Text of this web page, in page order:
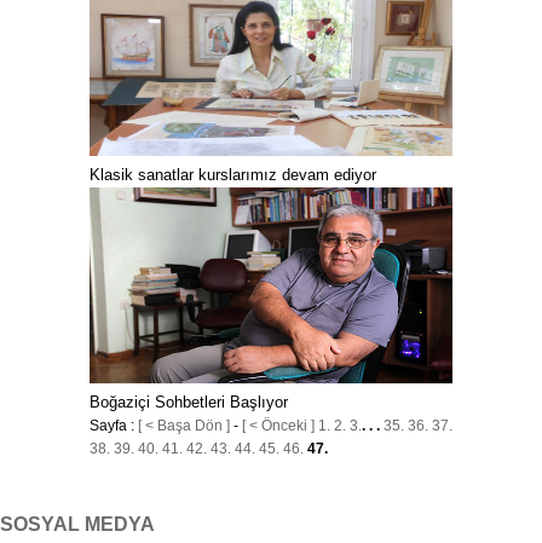
Klasik sanatlar kurslarımız devam ediyor
Boğaziçi Sohbetleri Başlıyor
Sayfa : [ < Başa Dön ] - [ < Önceki ] 1. 2. 3.. . . 35. 36. 37.
38. 39. 40. 41. 42. 43. 44. 45. 46. 47.
SOSYAL MEDYA